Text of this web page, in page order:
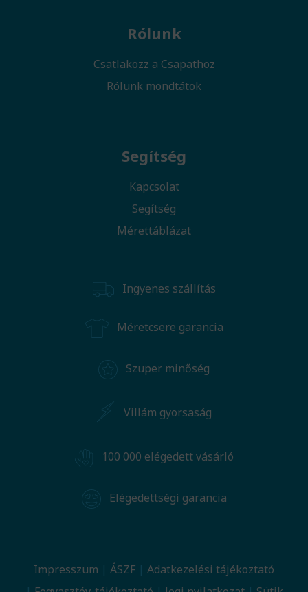
Rólunk
Csatlakozz a Csapathoz
Rólunk mondtátok
Segítség
Kapcsolat
Segítség
Mérettáblázat
Ingyenes szállítás
Méretcsere garancia
Szuper minőség
Villám gyorsaság
100 000 elégedett vásárló
Elégedettségi garancia
Impresszum ÁSZF
Adatkezelési tájékoztató